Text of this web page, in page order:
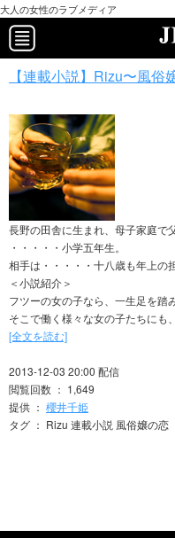
大人の女性のラブメディア
【連載小説】Rizu〜風俗
長野の田舎に生まれ、母子家庭で
・・・・・小学五年生。
相手は・・・・・十八歳も年上の
＜小説紹介＞
フツーの女の子なら、一生足を踏
そこで働く様々な女の子たちにも
[全文を読む]
2013-12-03 20:00 配信
閲覧回数 ： 1,649
提供 ： 櫻井千姫
タグ ： Rizu 連載小説 風俗嬢の恋